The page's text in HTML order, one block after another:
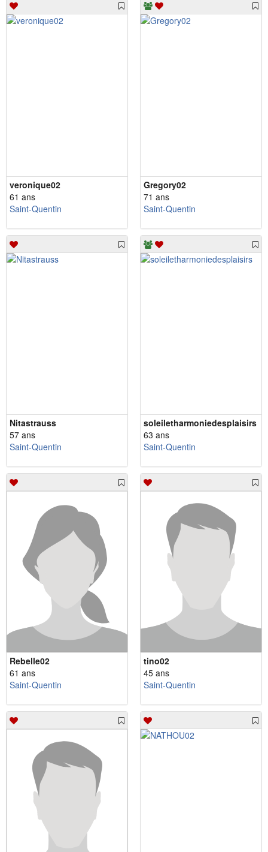
veronique02
61 ans
Saint-Quentin
Gregory02
71 ans
Saint-Quentin
Nitastrauss
57 ans
Saint-Quentin
soleiletharmoniedesplaisirs
63 ans
Saint-Quentin
Rebelle02
61 ans
Saint-Quentin
tino02
45 ans
Saint-Quentin